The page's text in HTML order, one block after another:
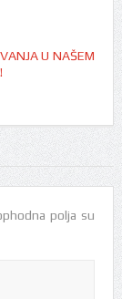
U NAŠEM
polja su